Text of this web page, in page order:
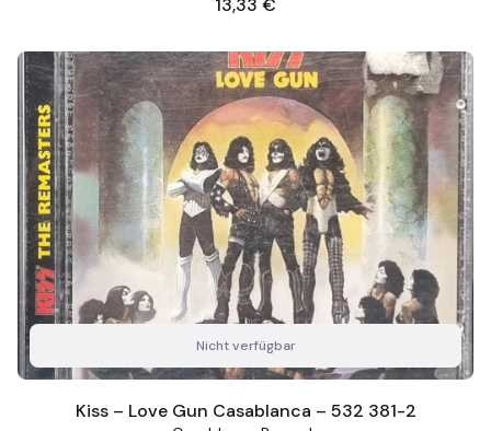
13,33 €
Nicht verfügbar
Kiss – Love Gun Casablanca – 532 381-2